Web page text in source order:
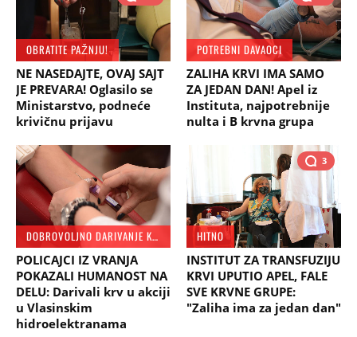
OBRATITE PAŽNJU!
NE NASEDAJTE, OVAJ SAJT
JE PREVARA! Oglasilo se
Ministarstvo, podneće
krivičnu prijavu
POTREBNI DAVAOCI
ZALIHA KRVI IMA SAMO
ZA JEDAN DAN! Apel iz
Instituta, najpotrebnije
nulta i B krvna grupa
DOBROVOLJNO DARIVANJE KRVI
POLICAJCI IZ VRANJA
POKAZALI HUMANOST NA
DELU: Darivali krv u akciji
u Vlasinskim
hidroelektranama
3
HITNO
INSTITUT ZA TRANSFUZIJU
KRVI UPUTIO APEL, FALE
SVE KRVNE GRUPE:
"Zaliha ima za jedan dan"